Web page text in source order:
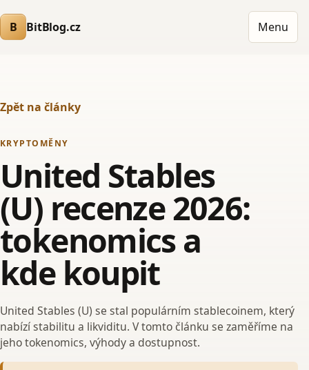
B BitBlog.cz Menu
Zpět na články
KRYPTOMĚNY
United Stables
(U) recenze 2026:
tokenomics a
kde koupit
United Stables (U) se stal populárním stablecoinem, který
nabízí stabilitu a likviditu. V tomto článku se zaměříme na
jeho tokenomics, výhody a dostupnost.